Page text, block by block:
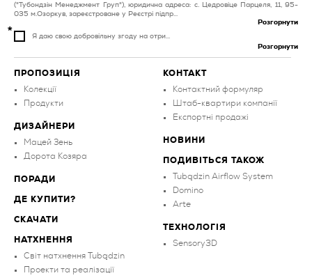
плитка різнокольорова
ПРОПОЗИЦІЯ
Колекції
Продукти
ДИЗАЙНЕРИ
Мацей Зень
Дорота Козяра
ПОРАДИ
ДЕ КУПИТИ?
СКАЧАТИ
НАТХНЕННЯ
Світ натхнення Tubądzin
Проекти та реалізації
КОНТАКТ
Контактний формуляр
Штаб-квартири компанії
Експортні продажі
НОВИНИ
ПОДИВІТЬСЯ ТАКОЖ
Tubądzin Airflow System
Domino
Arte
ТЕХНОЛОГІЯ
Sensory3D
("Тубондзін Менеджмент Груп"), юридична адреса: с. Цедровіце Парцеля, 11, 95-
035 м.Озоркув, зареєстроване у Реєстрі підпр...
Розгорнути
Я даю свою добровільну згоду на отри...
Розгорнути